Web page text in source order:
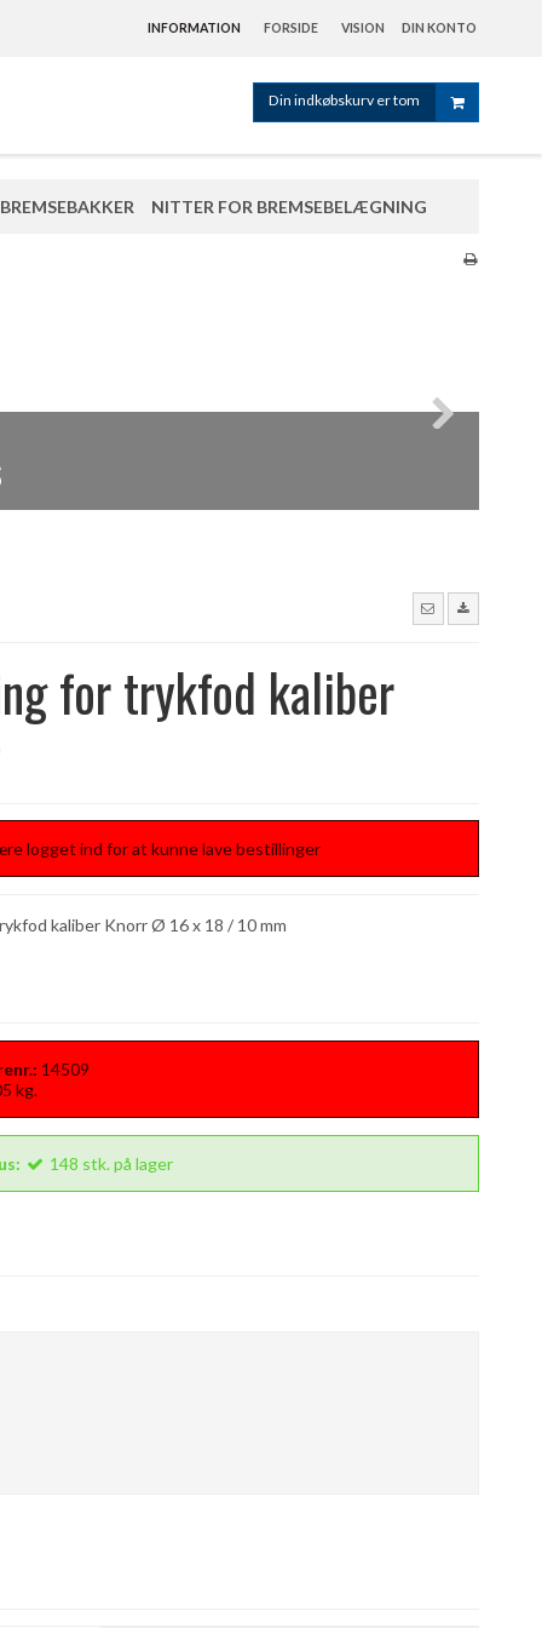
INFORMATION FORSIDE VISION DIN KONTO
Din indkøbskurv er tom
BREMSEBAKKER NITTER FOR BREMSEBELÆGNING
for trykfod kaliber
logget ind for at kunne lave bestillinger
kaliber Knorr Ø 16 x 18 / 10 mm
14509
kg.
148 stk.på lager